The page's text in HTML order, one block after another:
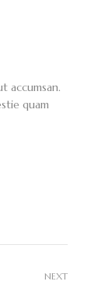
accumsan.
quam
NEXT